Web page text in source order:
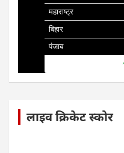
महाराष्ट्र
बिहार
पंजाब
लाइव क्रिकेट स्कोर